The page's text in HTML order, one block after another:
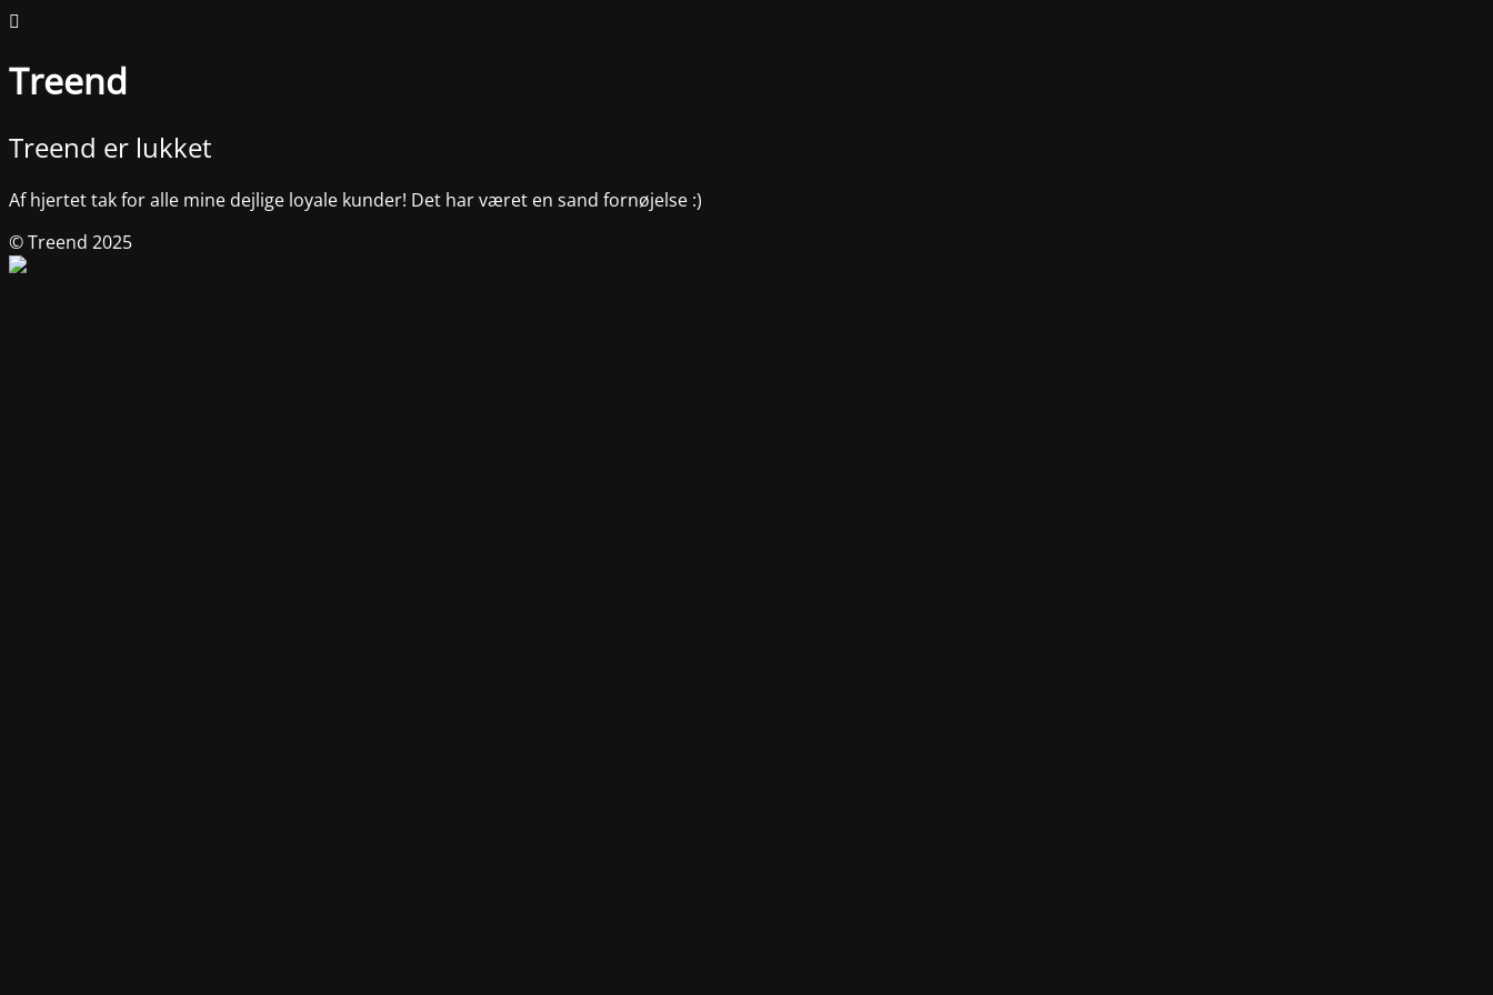
Treend
Treend er lukket
Af hjertet tak for alle mine dejlige loyale kunder! Det har været en sand fornøjelse :)
© Treend 2025